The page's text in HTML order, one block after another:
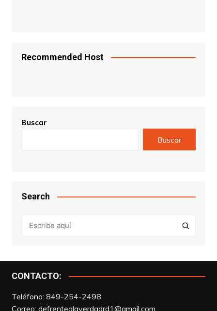
Recommended Host
Buscar
Buscar
Search
CONTACTO:
Teléfono: 849-254-2498
Correo: defrentealaverdadrd1@gmail.com